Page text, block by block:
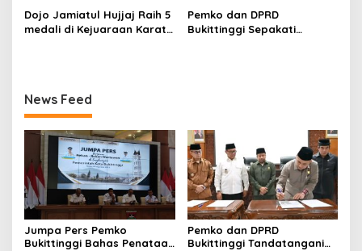
PP, GMNI Bukittinggi
Kecewa Wali Kota dan
DPRD Tak Hadir Temui
Festival Komite Pemula
Berat 40 Kg dalam
Kejuaraan Karate Jam
Dojo Jamiatul Hujjaj Raih 5
medali di Kejuaraan Karate
Pemko dan DPRD
Bukittinggi Sepakati
News Feed
Jumpa Pers Pemko
Bukittinggi Bahas Penataan
Pemko dan DPRD
Bukittinggi Tandatangani